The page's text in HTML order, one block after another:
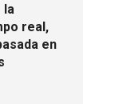
la
real,
en